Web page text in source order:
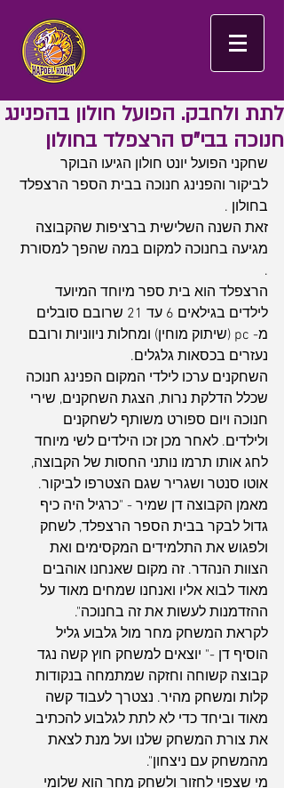
לתת ולחבק. הפועל חולון בהפנינג
חנוכה בבי"ס הרצפלד בחולון
שחקני הפועל יונט חולון הגיעו הבוקר
לביקור והפנינג חנוכה בבית הספר הרצפלד
בחולון .
זאת השנה השלישית ברציפות שהקבוצה
מגיעה בחנוכה למקום במה שהפך למסורת
.
הרצפלד הוא בית ספר מיוחד המיועד
לילדים בגילאים 6 עד 21 שרובם סובלים
מ- pc (שיתוק מוחין) ומחלות ניווניות ורובם
נעזרים בכסאות גלגלים.
השחקנים ערכו לילדי המקום הפנינג חנוכה
שכלל הדלקת נרות, הצגת השחקנים, שירי
חנוכה ויום ספורט משותף לשחקנים
ולילדים. לאחר מכן זכו הילדים לשי מיוחד
לחג אותו תרמו נותני החסות של הקבוצה,
אוטו סנטר ושגריר שגם הצטרפו לביקור.
מאמן הקבוצה דן שמיר - "כרגיל היה כיף
גדול לבקר בבית הספר הרצפלד, לשחק
ולפגוש את התלמידים המקסימים ואת
הצוות הנהדר. זה מקום שאנחנו אוהבים
מאוד לבוא אליו ואנחנו שמחים מאוד על
ההזדמנות לעשות את זה בחנוכה".
לקראת המשחק מחר מול גלבוע גליל
הוסיף דן -" יוצאים למשחק חוץ קשה נגד
קבוצה קשוחה וחזקה שמתמחה בנקודות
קלות ומשחק מהיר. נצטרך לעבוד קשה
מאוד וביחד כדי לא לתת לגלבוע להכתיב
את צורת המשחק שלנו ועל מנת לצאת
מהמשחק עם ניצחון".
מי שצפוי לחזור ולשחק מחר הוא שלומי